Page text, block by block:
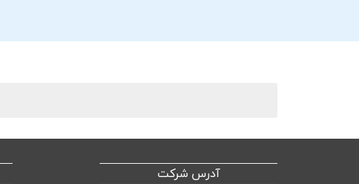
آدرس شرکت